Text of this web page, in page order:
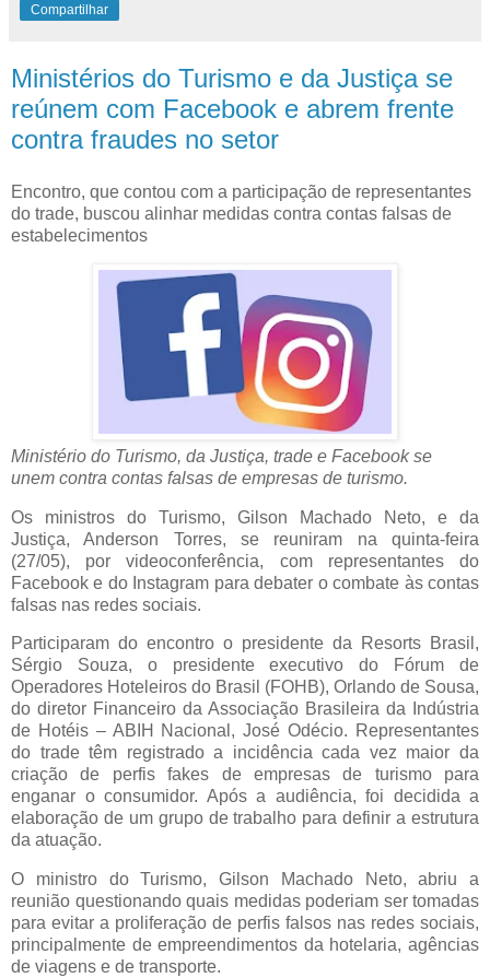
Compartilhar
Ministérios do Turismo e da Justiça se
reúnem com Facebook e abrem frente
contra fraudes no setor
Encontro, que contou com a participação de representantes
do trade, buscou alinhar medidas contra contas falsas de
estabelecimentos
Ministério do Turismo, da Justiça, trade e Facebook se
unem contra contas falsas de empresas de turismo.
Os ministros do Turismo, Gilson Machado Neto, e da
Justiça, Anderson Torres, se reuniram na quinta-feira
(27/05), por videoconferência, com representantes do
Facebook e do Instagram para debater o combate às contas
falsas nas redes sociais.
Participaram do encontro o presidente da Resorts Brasil,
Sérgio Souza, o presidente executivo do Fórum de
Operadores Hoteleiros do Brasil (FOHB), Orlando de Sousa,
do diretor Financeiro da Associação Brasileira da Indústria
de Hotéis – ABIH Nacional, José Odécio. Representantes
do trade têm registrado a incidência cada vez maior da
criação de perfis fakes de empresas de turismo para
enganar o consumidor. Após a audiência, foi decidida a
elaboração de um grupo de trabalho para definir a estrutura
da atuação.
O ministro do Turismo, Gilson Machado Neto, abriu a
reunião questionando quais medidas poderiam ser tomadas
para evitar a proliferação de perfis falsos nas redes sociais,
principalmente de empreendimentos da hotelaria, agências
de viagens e de transporte.